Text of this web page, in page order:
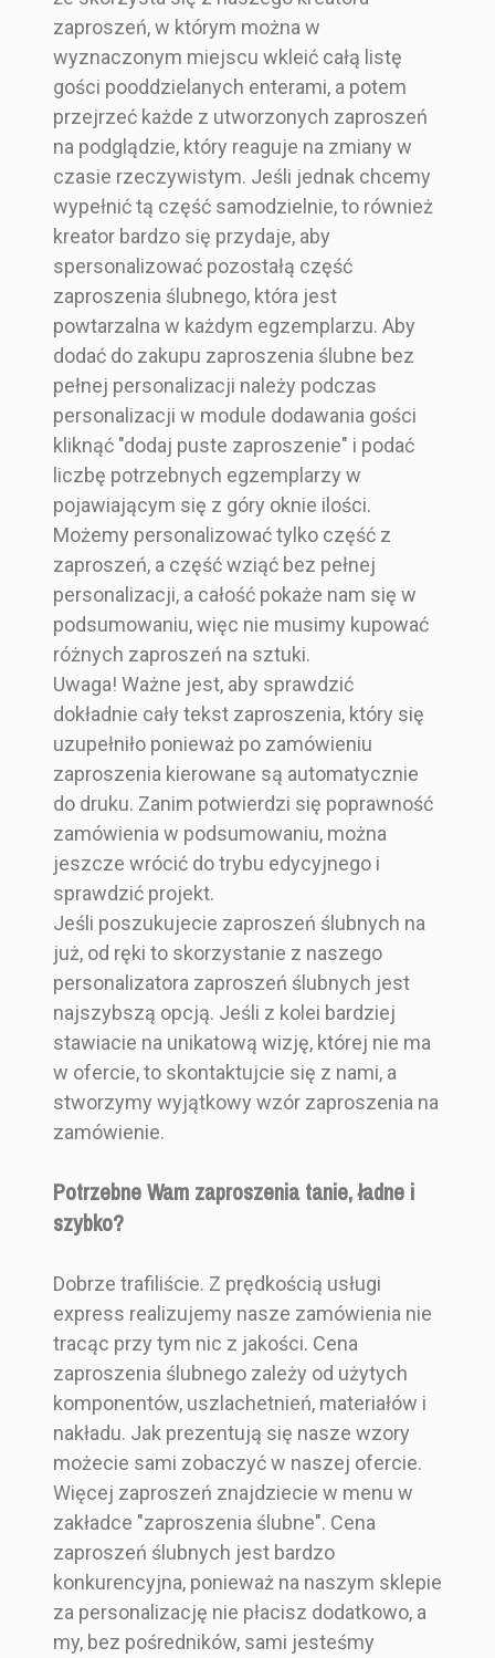
zaproszeń, w którym można w
wyznaczonym miejscu wkleić całą listę
gości pooddzielanych enterami, a potem
przejrzeć każde z utworzonych zaproszeń
na podglądzie, który reaguje na zmiany w
czasie rzeczywistym. Jeśli jednak chcemy
wypełnić tą część samodzielnie, to również
kreator bardzo się przydaje, aby
spersonalizować pozostałą część
zaproszenia ślubnego, która jest
powtarzalna w każdym egzemplarzu. Aby
dodać do zakupu zaproszenia ślubne bez
pełnej personalizacji należy podczas
personalizacji w module dodawania gości
kliknąć "dodaj puste zaproszenie" i podać
liczbę potrzebnych egzemplarzy w
pojawiającym się z góry oknie ilości.
Możemy personalizować tylko część z
zaproszeń, a część wziąć bez pełnej
personalizacji, a całość pokaże nam się w
podsumowaniu, więc nie musimy kupować
różnych zaproszeń na sztuki.
Uwaga! Ważne jest, aby sprawdzić
dokładnie cały tekst zaproszenia, który się
uzupełniło ponieważ po zamówieniu
zaproszenia kierowane są automatycznie
do druku. Zanim potwierdzi się poprawność
zamówienia w podsumowaniu, można
jeszcze wrócić do trybu edycyjnego i
sprawdzić projekt.
Jeśli poszukujecie zaproszeń ślubnych na
już, od ręki to skorzystanie z naszego
personalizatora zaproszeń ślubnych jest
najszybszą opcją. Jeśli z kolei bardziej
stawiacie na unikatową wizję, której nie ma
w ofercie, to skontaktujcie się z nami, a
stworzymy wyjątkowy wzór zaproszenia na
zamówienie.
Potrzebne Wam zaproszenia tanie, ładne i
szybko?
Dobrze trafiliście. Z prędkością usługi
express realizujemy nasze zamówienia nie
tracąc przy tym nic z jakości. Cena
zaproszenia ślubnego zależy od użytych
komponentów, uszlachetnień, materiałów i
nakładu. Jak prezentują się nasze wzory
możecie sami zobaczyć w naszej ofercie.
Więcej zaproszeń znajdziecie w menu w
zakładce "zaproszenia ślubne". Cena
zaproszeń ślubnych jest bardzo
konkurencyjna, ponieważ na naszym sklepie
za personalizację nie płacisz dodatkowo, a
my, bez pośredników, sami jesteśmy